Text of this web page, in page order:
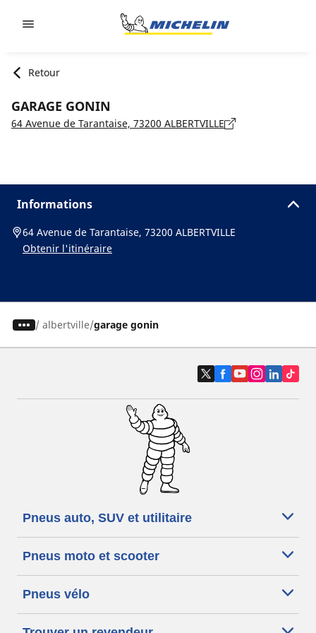
Retour
GARAGE GONIN
64 Avenue de Tarantaise, 73200 ALBERTVILLE
Informations
64 Avenue de Tarantaise, 73200 ALBERTVILLE
Obtenir l'itinéraire
/ albertville garage gonin
Pneus auto, SUV et utilitaire
Pneus moto et scooter
Pneus vélo